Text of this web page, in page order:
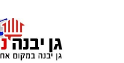
במסגרת התפקיד יידרש
החינוך וההדרכה במוזיאון,
מקצועי, לפתח תוכניות